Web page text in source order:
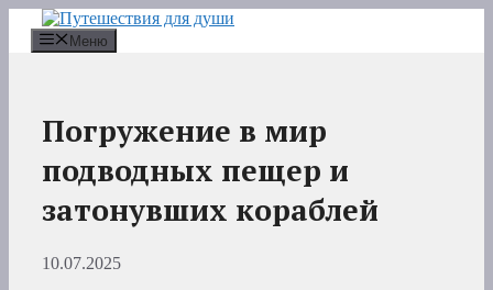
Перейти
содержимому
Меню
Погружение в мир
подводных пещер и
затонувших кораблей
10.07.2025